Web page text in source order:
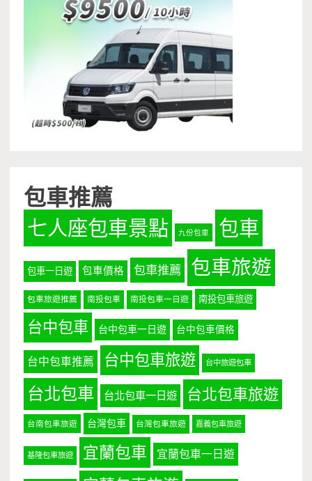
包車推薦
七人座包車景點 九份包車 包車
包車一日遊 包車價格 包車推薦 包車旅遊
包車旅遊推薦 南投包車 南投包車一日遊 南投包車旅遊
台中包車 台中包車一日遊 台中包車價格
台中包車推薦 台中包車旅遊 台中旅遊包車
台北包車 台北包車一日遊 台北包車旅遊
台南包車旅遊 台灣包車 台灣包車旅遊 嘉義包車旅遊
基隆包車旅遊 宜蘭包車 宜蘭包車一日遊